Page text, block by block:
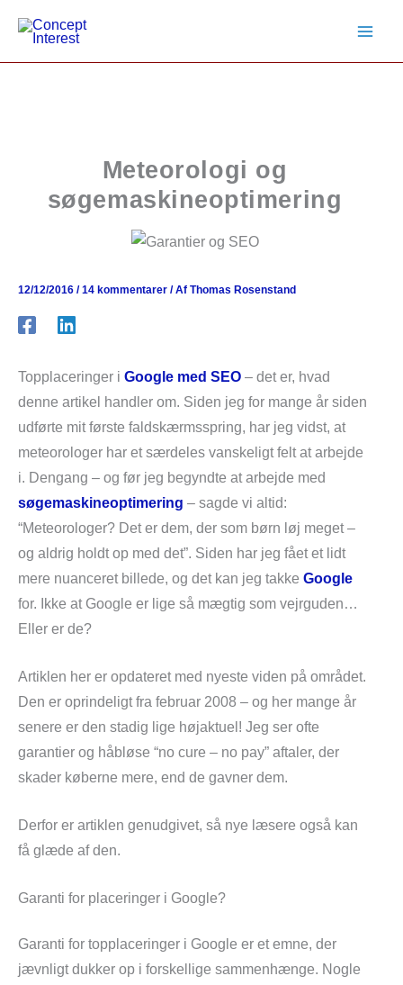
indholdet
Meteorologi og
søgemaskineoptimering
12/12/2016 /14 kommentarer / Af Thomas Rosenstand
Topplaceringer i Google med SEO – det er, hvad
denne artikel handler om. Siden jeg for mange år siden
udførte mit første faldskærmsspring, har jeg vidst, at
meteorologer har et særdeles vanskeligt felt at arbejde
i. Dengang – og før jeg begyndte at arbejde med
søgemaskineoptimering – sagde vi altid:
“Meteorologer? Det er dem, der som børn løj meget –
og aldrig holdt op med det”. Siden har jeg fået et lidt
mere nuanceret billede, og det kan jeg takke Google
for. Ikke at Google er lige så mægtig som vejrguden…
Eller er de?
Artiklen her er opdateret med nyeste viden på området.
Den er oprindeligt fra februar 2008 – og her mange år
senere er den stadig lige højaktuel! Jeg ser ofte
garantier og håbløse “no cure – no pay” aftaler, der
skader køberne mere, end de gavner dem.
Derfor er artiklen genudgivet, så nye læsere også kan
få glæde af den.
Garanti for placeringer i Google?
Garanti for topplaceringer i Google er et emne, der
jævnligt dukker op i forskellige sammenhænge. Nogle